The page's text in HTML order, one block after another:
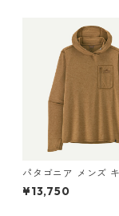
パタゴニア メンズ
ン クール サン フー
ウド クラッグ クレ
¥13,750